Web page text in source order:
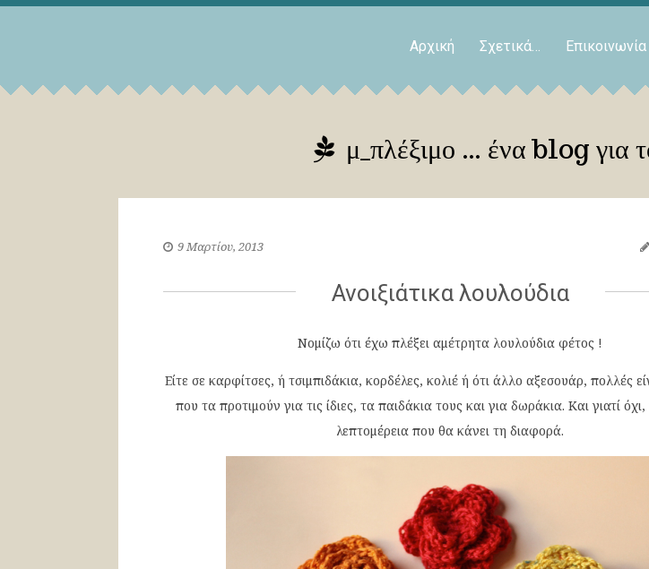
Αρχική Σχετικά… Επικοινωνία
μ_πλέξιμο … ένα blog για
9 Μαρτίου, 2013
Ανοιξιάτικα λουλούδια
Νομίζω ότι έχω πλέξει αμέτρητα λουλούδια φέτος !
Είτε σε καρφίτσες, ή τσιμπιδάκια, κορδέλες, κολιέ ή ότι άλλο αξεσουάρ, πολλές
που τα προτιμούν για τις ίδιες, τα παιδάκια τους και για δωράκια. Και γιατί
λεπτομέρεια που θα κάνει τη διαφορά.